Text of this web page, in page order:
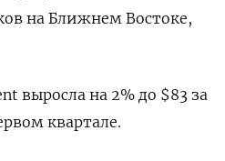
на Ближнем Востоке,
выросла на 2% до $83 за
квартале.